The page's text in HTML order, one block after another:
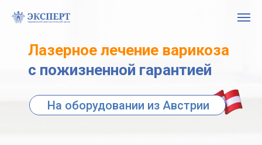
Лазерное лечение варикоза
с пожизненной гарантией
На оборудовании из Австрии